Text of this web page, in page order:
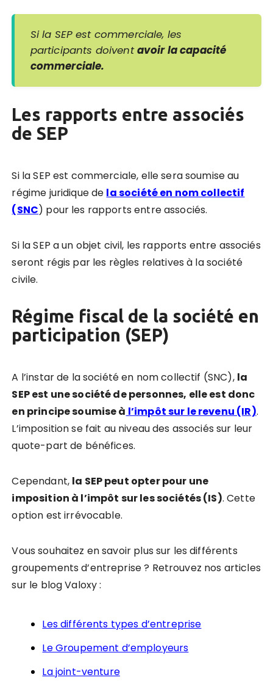
Si la SEP est commerciale, les
participants doiventavoir la capacité
commerciale.
Les rapports entre associés
de SEP
Si la SEP est commerciale, elle sera soumise au
régime juridique de la société en nom collectif
(SNC) pour les rapports entre associés.
Si la SEP a un objet civil, les rapports entre associés
seront régis par les règles relatives à la société
civile.
Régime fiscal de la société en
participation (SEP)
A l’instar de la société en nom collectif (SNC), la
SEP est une société de personnes, elle est donc
en principe soumise à l’impôt sur le revenu (IR).
L’imposition se fait au niveau des associés sur leur
quote-part de bénéfices.
Cependant, la SEP peut opter pour une
imposition à l’impôt sur les sociétés (IS). Cette
option est irrévocable.
Vous souhaitez en savoir plus sur les différents
groupements d’entreprise ? Retrouvez nos articles
sur le blog Valoxy :
Les différents types d’entreprise
Le Groupement d’employeurs
La joint-venture